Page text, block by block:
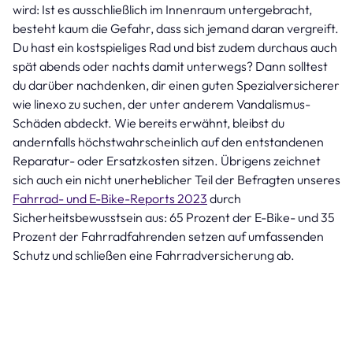
wird: Ist es ausschließlich im Innenraum untergebracht,
besteht kaum die Gefahr, dass sich jemand daran vergreift.
Du hast ein kostspieliges Rad und bist zudem durchaus auch
spät abends oder nachts damit unterwegs? Dann solltest
du darüber nachdenken, dir einen guten Spezialversicherer
wie linexo zu suchen, der unter anderem Vandalismus-
Schäden abdeckt. Wie bereits erwähnt, bleibst du
andernfalls höchstwahrscheinlich auf den entstandenen
Reparatur- oder Ersatzkosten sitzen. Übrigens zeichnet
sich auch ein nicht unerheblicher Teil der Befragten unseres
Fahrrad- und E-Bike-Reports 2023 durch
Sicherheitsbewusstsein aus: 65 Prozent der E-Bike- und 35
Prozent der Fahrradfahrenden setzen auf umfassenden
Schutz und schließen eine Fahrradversicherung ab.